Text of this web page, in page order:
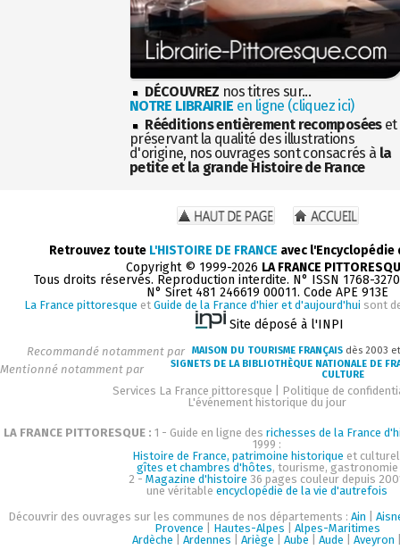
DÉCOUVREZ nos titres sur...
NOTRE LIBRAIRIE en ligne (cliquez ici)
Rééditions entièrement recomposéeset
préservant la qualité des illustrations
d'origine, nos ouvrages sont consacrés à la
petite et la grande Histoire de France
Retrouvez toute L'HISTOIRE DE FRANCE avec
Copyright © 1999-2026 LA FRANCE
Tous droits réservés. Reproduction interdite. N° ISSN 1768-
N° Siret 481 246619 00011. Code APE 913E
La France pittoresque et Guide de la France d'hier et d'aujourd'hui sont
Site déposé à l'INPI
Recommandé notamment par MAISON DU TOURISME FRANÇAIS dès 2003
Mentionné notamment par
SIGNETS DE LA BIBLIOTHÈQUE NATIONALE DE
CULTURE
Services La France pittoresque
Politique de
L'événement historique du jour
LA FRANCE PITTORESQUE : 1 - Guide en ligne des richesses de la France
1999 :
Histoire de France, patrimoine historique et
gîtes et chambres d'hôtes, tourisme, gastronomie
2 - Magazine d'histoire 36 pages couleur depuis
une véritableencyclopédie de la vie d'autrefois
Découvrir des ouvrages sur les communes de nos départements :Ain |
Provence
Hautes-Alpes
Alpes-Maritimes
Ardèche |Ardennes |Ariège |Aube |Aude |Aveyron